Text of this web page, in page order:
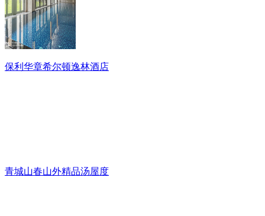
保利华章希尔顿逸林酒店
青城山春山外精品汤屋度